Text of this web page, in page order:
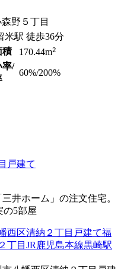
野５丁目
米駅 徒歩36分
積 170.44m2
率/
60%/200%
戸建て
井ホーム」の注文住宅。
の5部屋